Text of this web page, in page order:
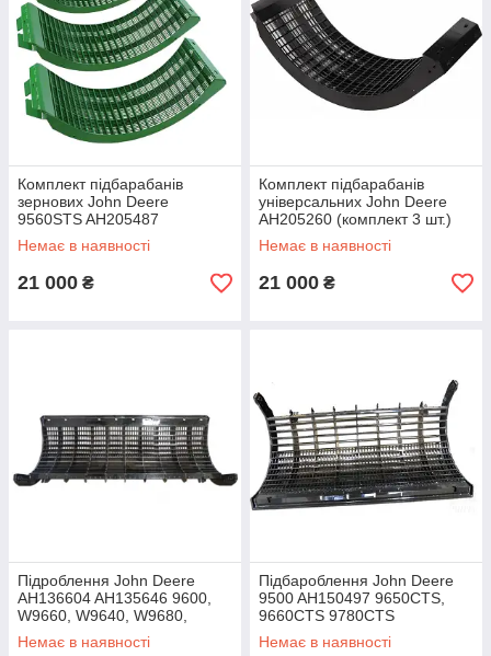
Комплект підбарабанів
зернових John Deere
9560STS AH205487
(комплект 3 шт.)
Немає в наявності
21 000 ₴
Комплект підбарабанів
універсальних John Deere
AH205260 (комплект 3 шт.)
Немає в наявності
21 000 ₴
Підроблення John Deere
AH136604 AH135646 9600,
W9660, W9640, W9680,
W660.
Немає в наявності
Підбароблення John Deere
9500 AH150497 9650CTS,
9660CTS 9780CTS
Немає в наявності